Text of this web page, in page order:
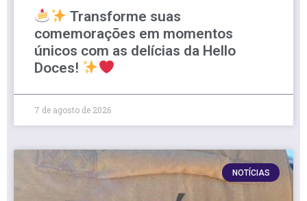
Transforme suas
comemorações em momentos
únicos com as delícias da Hello
Doces!
7 de agosto de 2026
NOTÍCIAS